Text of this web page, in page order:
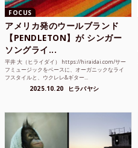
FOCUS
アメリカ発のウールブランド
【PENDLETON】が シンガー
ソングライ...
平井 大（ヒライダイ） https://hiraidai.com/サー
フミュージックをベースに、オーガニックなライ
フスタイルと、ウクレレ&ギター...
2025.10.20 ヒラバヤシ